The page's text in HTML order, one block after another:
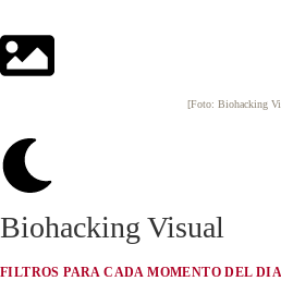
[Foto: Biohacking
Biohacking Visual
FILTROS PARA CADA MOMENTO DEL DIA